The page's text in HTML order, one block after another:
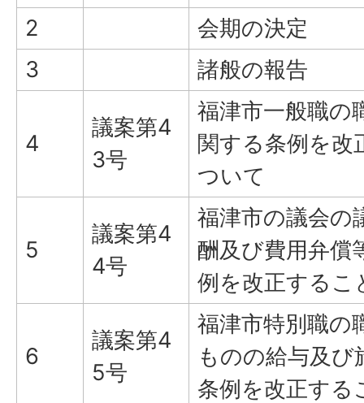
2
会期の決定
3
諸般の報告
4
議案第4
3号
福津市一般職の
関する条例を改
ついて
5
議案第4
4号
福津市の議会の
酬及び費用弁償
例を改正するこ
6
議案第4
5号
福津市特別職の
ものの給与及び
条例を改正する